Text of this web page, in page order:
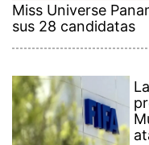
Miss Universe
sus 28 candidatas